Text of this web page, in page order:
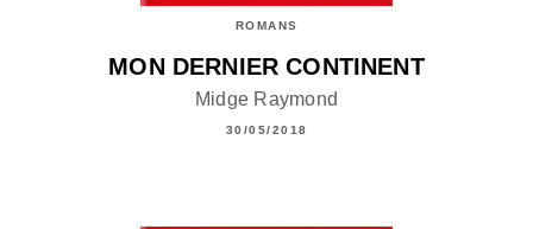
ROMANS
MON DERNIER CONTINENT
Midge Raymond
30/05/2018